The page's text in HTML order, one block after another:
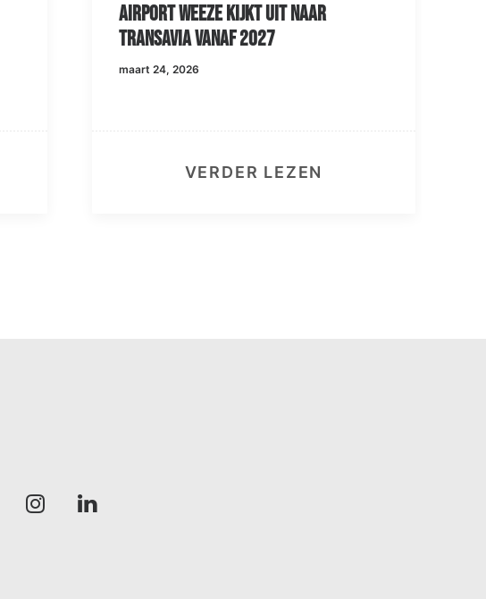
Airport Weeze kijkt uit naar
Transavia vanaf 2027
maart 24, 2026
VERDER LEZEN